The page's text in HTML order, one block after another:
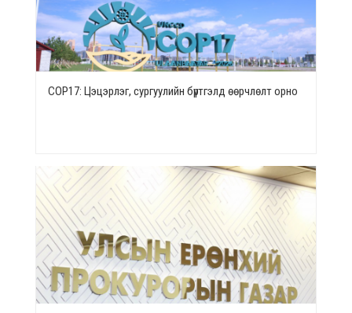
СОР17: Цэцэрлэг, сургуулийн бүртгэлд өөрчлөлт орно